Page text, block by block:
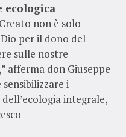
ecologica
non è solo
per il dono del
sulle nostre
afferma don Giuseppe
i
integrale,